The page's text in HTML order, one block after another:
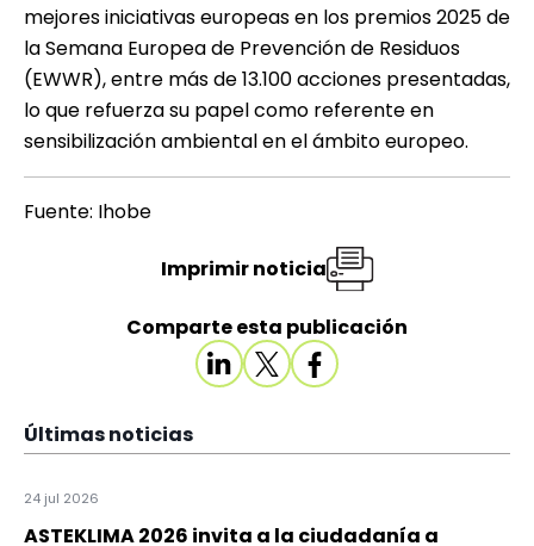
mejores iniciativas europeas en los premios 2025 de
la Semana Europea de Prevención de Residuos
(EWWR), entre más de 13.100 acciones presentadas,
lo que refuerza su papel como referente en
sensibilización ambiental en el ámbito europeo.
Fuente: Ihobe
Comparte esta publicación
Imprimir noticia
Últimas noticias
24 jul 2026
ASTEKLIMA 2026 invita a la ciudadanía a